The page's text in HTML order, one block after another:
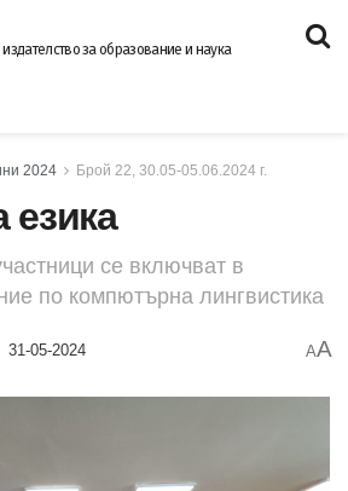
за образование и наука
2024 Брой 22, 30.05-05.06.2024 г.
езика
се включват в
по компютърна лингвистика
31-05-2024 AA